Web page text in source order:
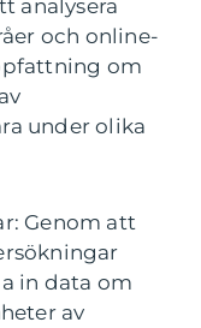
analysera
och online-
om
under olika
Genom att
in data om
av